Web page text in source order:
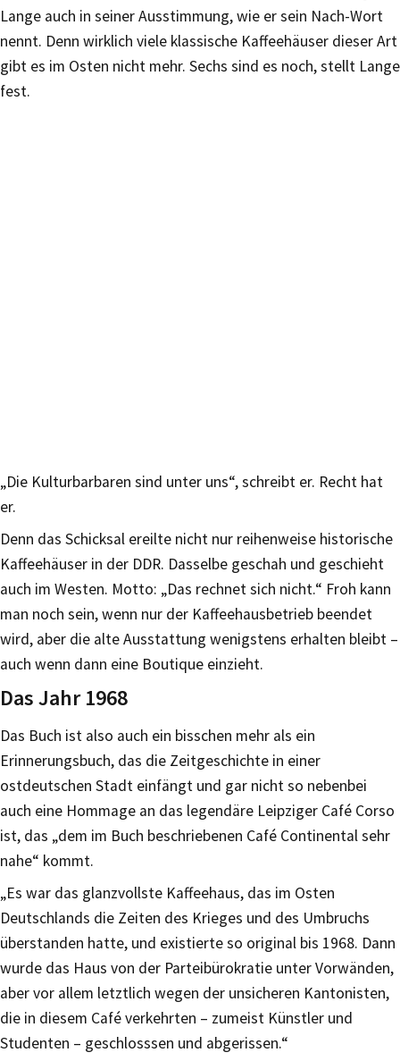
Lange auch in seiner Ausstimmung, wie er sein Nach-Wort
nennt. Denn wirklich viele klassische Kaffeehäuser dieser Art
gibt es im Osten nicht mehr. Sechs sind es noch, stellt Lange
fest.
„Die Kulturbarbaren sind unter uns“, schreibt er. Recht hat
er.
Denn das Schicksal ereilte nicht nur reihenweise historische
Kaffeehäuser in der DDR. Dasselbe geschah und geschieht
auch im Westen. Motto: „Das rechnet sich nicht.“ Froh kann
man noch sein, wenn nur der Kaffeehausbetrieb beendet
wird, aber die alte Ausstattung wenigstens erhalten bleibt –
auch wenn dann eine Boutique einzieht.
Das Jahr 1968
Das Buch ist also auch ein bisschen mehr als ein
Erinnerungsbuch, das die Zeitgeschichte in einer
ostdeutschen Stadt einfängt und gar nicht so nebenbei
auch eine Hommage an das legendäre Leipziger Café Corso
ist, das „dem im Buch beschriebenen Café Continental sehr
nahe“ kommt.
„Es war das glanzvollste Kaffeehaus, das im Osten
Deutschlands die Zeiten des Krieges und des Umbruchs
überstanden hatte, und existierte so original bis 1968. Dann
wurde das Haus von der Parteibürokratie unter Vorwänden,
aber vor allem letztlich wegen der unsicheren Kantonisten,
die in diesem Café verkehrten – zumeist Künstler und
Studenten – geschlosssen und abgerissen.“